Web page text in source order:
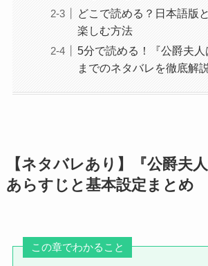
どこで読める？日本語版
楽しむ方法
5分で読める！『公爵夫
までのネタバレを徹底解
【ネタバレあり】『公爵夫
あらすじと基本設定まとめ
この章でわかること